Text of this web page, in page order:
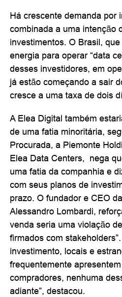
Há crescente demanda por
combinada a uma intenção
investimentos. O Brasil,
energia para operar “data
desses investidores, em
já estão começando a sair
cresce a uma taxa de dois
A Elea Digital também
de uma fatia minoritária,
Procurada, a Piemonte
Elea Data Centers, nega
uma fatia da companhia e
com seus planos de
prazo. O fundador e CEO
Alessandro Lombardi,
venda seria uma violação
firmados com
investimento, locais e
frequentemente
compradores, nenhuma
adiante”, destacou.